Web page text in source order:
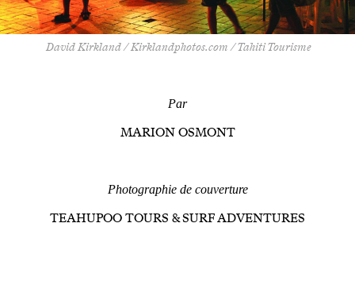
David Kirkland / Kirklandphotos.com / Tahiti Tourisme
Par
MARION OSMONT
Photographie de couverture
TEAHUPOO TOURS & SURF ADVENTURES